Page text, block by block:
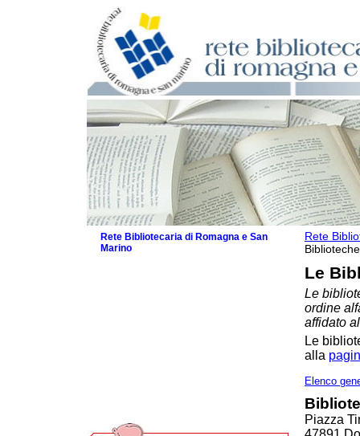
Rete
Biblioteche
Le
Le
ordine
affidato
Le
alla
Elenco
Piazza
Rete Bibliotecaria di Romagna e San
Marino